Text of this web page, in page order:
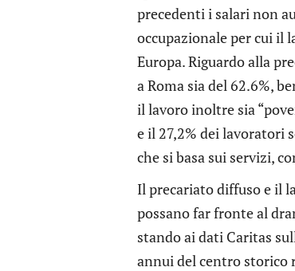
precedenti i salari non
occupazionale per cui il
Europa. Riguardo alla
a Roma sia del 62.6%,
il lavoro inoltre sia
e il 27,2% dei lavoratori
che si basa sui servizi,
Il precariato diffuso e il
possano far fronte al
stando ai dati Caritas
annui del centro storico